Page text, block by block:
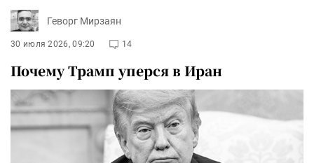
Геворг Мирзаян
30 июля 2026, 09:20 14
Почему Трамп уперся в Иран